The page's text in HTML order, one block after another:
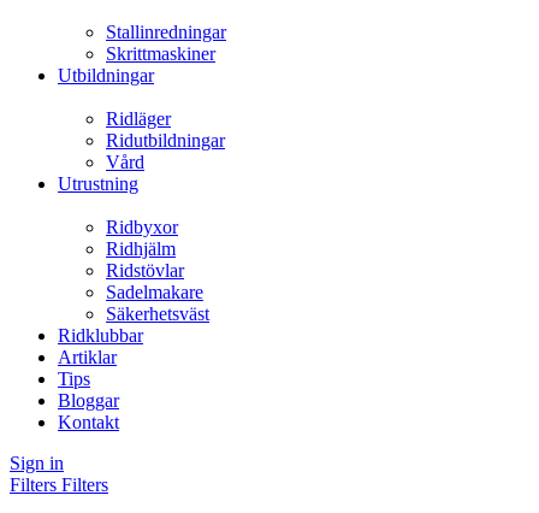
Stallinredningar
Skrittmaskiner
Utbildningar
Ridläger
Ridutbildningar
Vård
Utrustning
Ridbyxor
Ridhjälm
Ridstövlar
Sadelmakare
Säkerhetsväst
Ridklubbar
Artiklar
Tips
Bloggar
Kontakt
Sign in
Filters Filters